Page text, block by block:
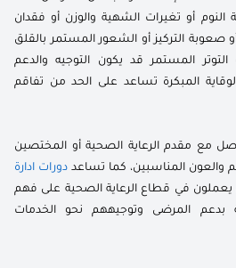
أو تغيرات الشهية والوزن أو فقدان
صعوبة التركيز أو الشعور المستمر بالقلق
المستمر قد يكون التوجيه والدعم
المبكرة تساعد على الحد من تفاقم
مع مقدم الرعاية الصحية أو المختصين
والعون المناسبين، كما تساعد دورات ادارة
في قطاع الرعاية الصحية على فهم
بدعم المرضى وتوجيههم نحو الخدمات